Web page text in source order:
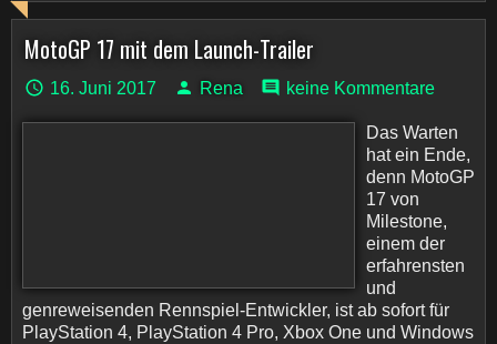
MotoGP 17 mit dem Launch-Trailer
16. Juni 2017 Rena keine Kommentare
Das Warten
hat ein Ende,
denn MotoGP
17 von
Milestone,
einem der
erfahrensten
und
genreweisenden Rennspiel-Entwickler, ist ab sofort für
PlayStation 4, PlayStation 4 Pro, Xbox One und Windows